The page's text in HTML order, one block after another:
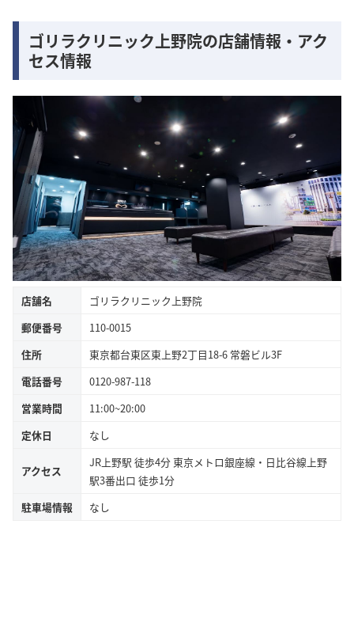
ゴリラクリニック上野院の店舗情報・アク
セス情報
店舗名
ゴリラクリニック上野院
郵便番号
110-0015
住所
東京都台東区東上野2丁目18-6 常磐ビル3F
電話番号
0120-987-118
営業時間
11:00~20:00
定休日
なし
アクセス
JR上野駅 徒歩4分 東京メトロ銀座線・日比谷線上野
駅3番出口 徒歩1分
駐車場情報
なし